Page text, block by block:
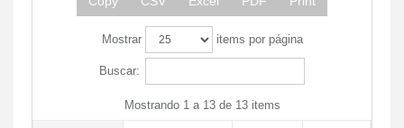
Mostrar items por página
Buscar:
Mostrando 1 a 13 de 13 items